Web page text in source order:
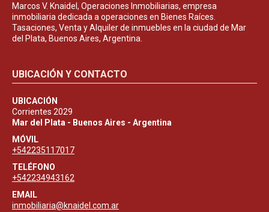
Marcos V. Knaidel, Operaciones Inmobiliarias, empresa
inmobiliaria dedicada a operaciones en Bienes Raíces.
Tasaciones, Venta y Alquiler de inmuebles en la ciudad de Mar
del Plata, Buenos Aires, Argentina.
UBICACIÓN Y CONTACTO
UBICACIÓN
Corrientes 2029
Mar del Plata - Buenos Aires - Argentina
MÓVIL
+542235117017
TELÉFONO
+542234943162
EMAIL
inmobiliaria@knaidel.com.ar